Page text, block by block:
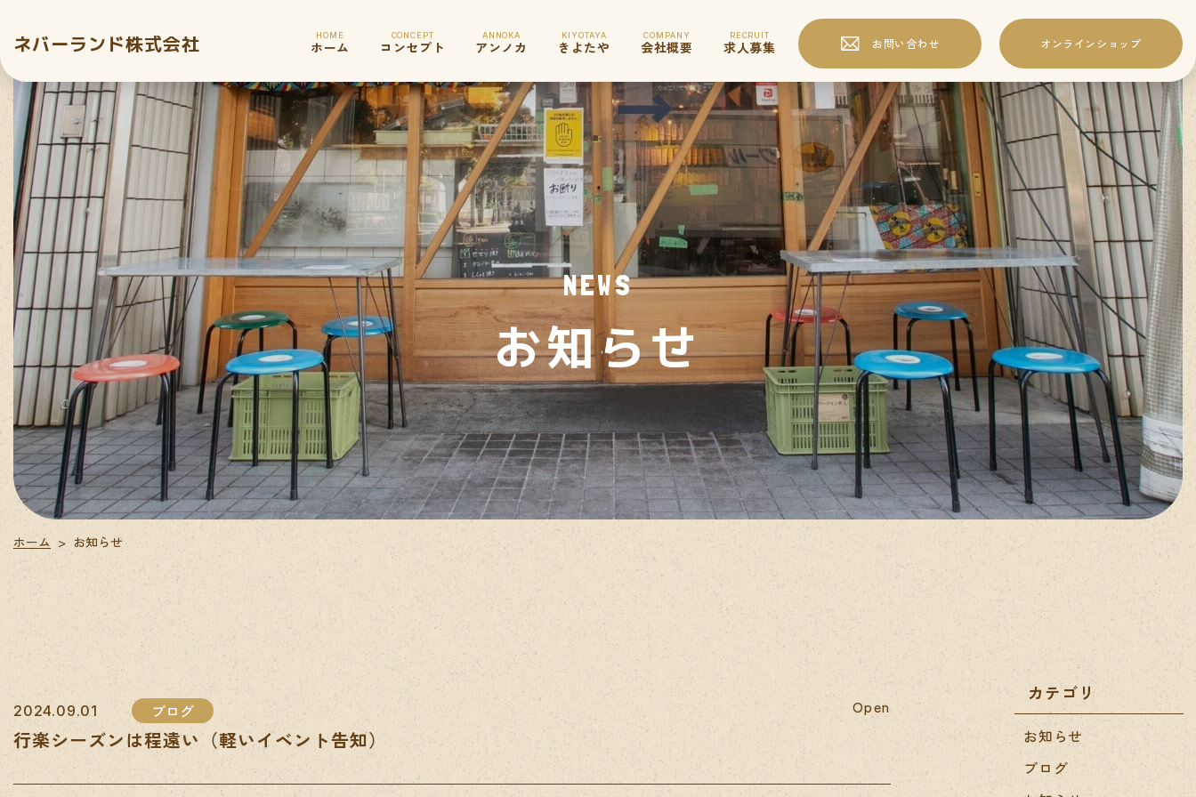
ネバーランド株式会社 HOME
ホーム
CONCEPT
コンセプト
ANNOKA
アンノカ
KIYOTAYA
きよたや
COMPANY
会社概要
RECRUIT
求人募集 お問い合わせ オンラインショップ
NEWS
お知らせ
ホーム > お知らせ
2024.09.01 ブログ
行楽シーズンは程遠い（軽いイベント告知）
Open
カテゴリ
お知らせ
ブログ